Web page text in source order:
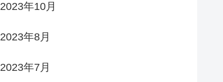
2023年10月
2023年8月
2023年7月